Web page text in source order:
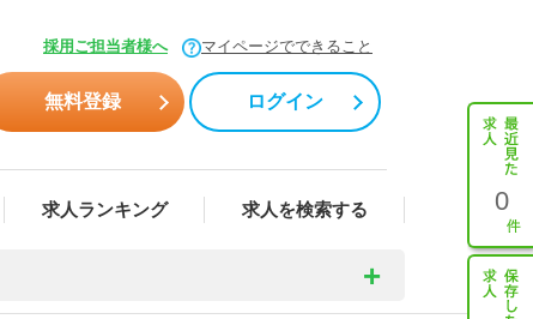
採用ご担当者様へ マイページでできること
無料登録 ログイン
求人ランキング 求人を検索する 0